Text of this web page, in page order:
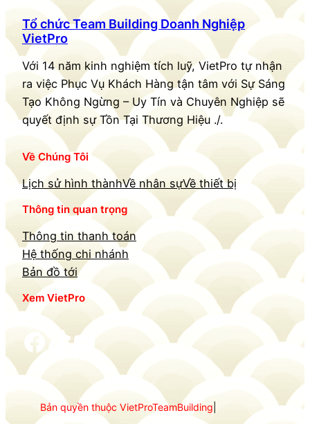
Tổ chức Team Building Doanh Nghiệp
VietPro
Với 14 năm kinh nghiệm tích luỹ, VietPro tự nhận
ra việc Phục Vụ Khách Hàng tận tâm với Sự Sáng
Tạo Không Ngừng – Uy Tín và Chuyên Nghiệp sẽ
quyết định sự Tồn Tại Thương Hiệu ./.
Về Chúng Tôi
Lịch sử hình thànhVề nhân sựVề thiết bị
Thông tin quan trọng
Thông tin thanh toán
Hệ thống chi nhánh
Bản đồ tới
Xem VietPro
Facebook TikTok YouTube
Bản quyền thuộc VietProTeamBuilding